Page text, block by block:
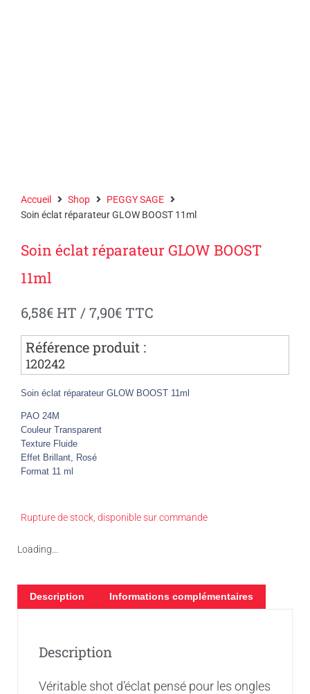
Accueil Shop
PEGGY SAGE
Soin éclat réparateur GLOW BOOST 11ml
Soin éclat réparateur GLOW BOOST
11ml
6,58€HT /7,90€ TTC
Référence produit :
120242
Soin éclat réparateur GLOW BOOST 11ml
PAO 24M
Couleur Transparent
Texture Fluide
Effet Brillant, Rosé
Format 11 ml
Rupture de stock, disponible sur commande
Loading...
Description Informations complémentaires
Description
Véritable shot d’éclat pensé pour les ongles